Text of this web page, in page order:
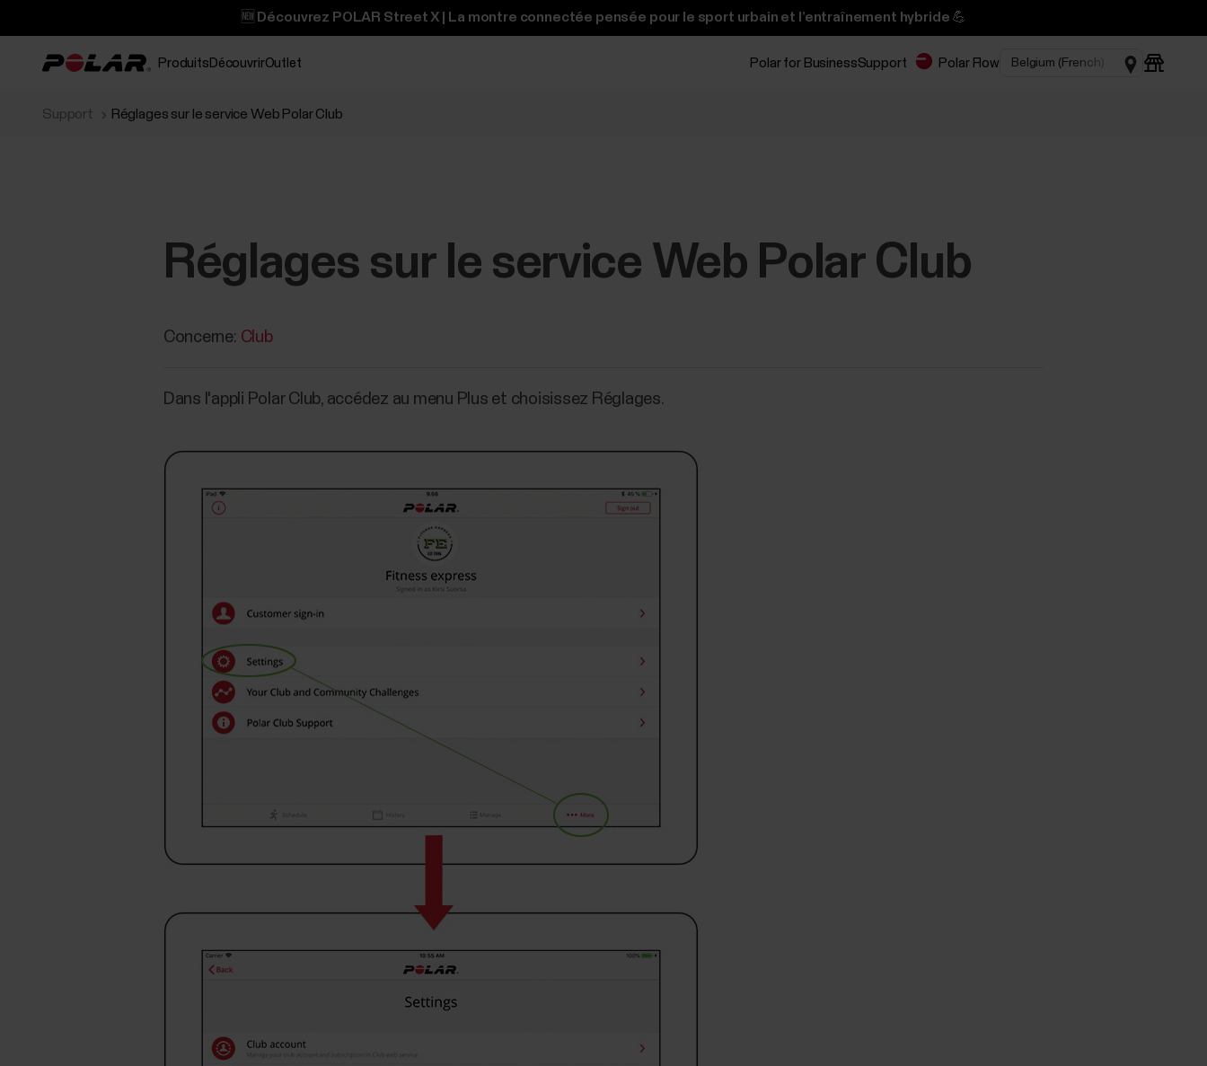
🆕 Découvrez POLAR Street X | La montre connectée pensée pour le sport urbain et l’entraînement hybride 💪
Produits DécouvrirOutlet Polar for BusinessSupport Polar Flow
Support Réglages sur le service Web Polar Club
Réglages sur le service Web Polar Club
Concerne: Club
Dans l'appli Polar Club, accédez au menu Plus et choisissez Réglages.